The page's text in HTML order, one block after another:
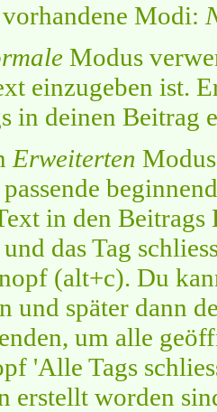
Modi:
Modus
einzugeben ist.
in deinen Beitrag
Erweiterten
in den
und das Tag
(alt+c). Du
und später dann
um alle
'Alle Tags
erstellt worden